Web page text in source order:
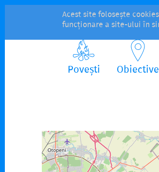
Acest site folosește
funcționare a site-ului în
Povești Obiective